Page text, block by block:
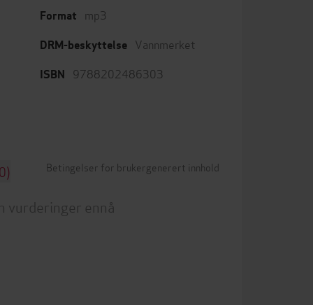
Format mp3
DRM-beskyttelse Vannmerket
ISBN 9788202486303
Betingelser for brukergenerert innhold
vurderinger ennå